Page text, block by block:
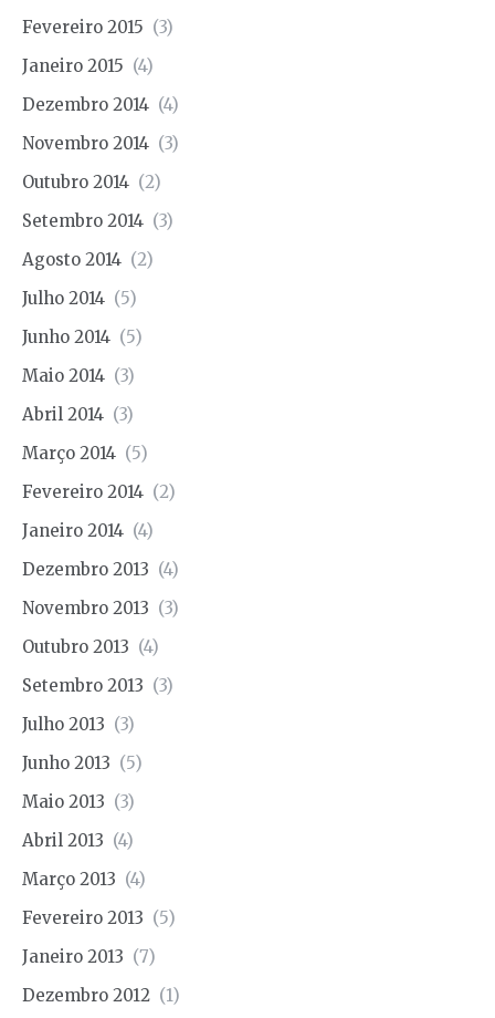
Fevereiro 2015 (3)
Janeiro 2015 (4)
Dezembro 2014 (4)
Novembro 2014 (3)
Outubro 2014 (2)
Setembro 2014 (3)
Agosto 2014 (2)
Julho 2014 (5)
Junho 2014 (5)
Maio 2014 (3)
Abril 2014 (3)
Março 2014 (5)
Fevereiro 2014 (2)
Janeiro 2014 (4)
Dezembro 2013 (4)
Novembro 2013 (3)
Outubro 2013 (4)
Setembro 2013 (3)
Julho 2013 (3)
Junho 2013 (5)
Maio 2013 (3)
Abril 2013 (4)
Março 2013 (4)
Fevereiro 2013 (5)
Janeiro 2013 (7)
Dezembro 2012 (1)